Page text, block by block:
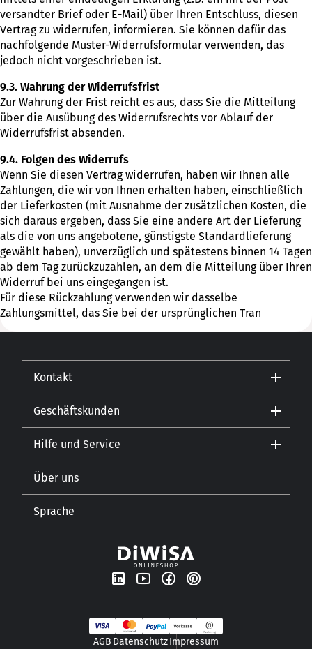
versandter Brief oder E-Mail) über Ihren Entschluss, diesen
Vertrag zu widerrufen, informieren. Sie können dafür das
nachfolgende Muster-Widerrufsformular verwenden, das
jedoch nicht vorgeschrieben ist.
9.3. Wahrung der Widerrufsfrist
Zur Wahrung der Frist reicht es aus, dass Sie die Mitteilung
über die Ausübung des Widerrufsrechts vor Ablauf der
Widerrufsfrist absenden.
9.4. Folgen des Widerrufs
Wenn Sie diesen Vertrag widerrufen, haben wir Ihnen alle
Zahlungen, die wir von Ihnen erhalten haben, einschließlich
der Lieferkosten (mit Ausnahme der zusätzlichen Kosten, die
sich daraus ergeben, dass Sie eine andere Art der Lieferung
als die von uns angebotene, günstigste Standardlieferung
gewählt haben), unverzüglich und spätestens binnen 14 Tagen
ab dem Tag zurückzuzahlen, an dem die Mitteilung über Ihren
Widerruf bei uns eingegangen ist.
Für diese Rückzahlung verwenden wir dasselbe
Zahlungsmittel, das Sie bei der ursprünglichen Tran
Kontakt
Öffnungszeiten
Geschäftskunden
Gastronomie
Getränkehandel
Lebensmitteleinzelhandel
Hilfe und Service
Versand und Zahlungsarten
Newsletter
Über uns
Unsere Geschichte
Sprache
AGB DatenschutzImpressum